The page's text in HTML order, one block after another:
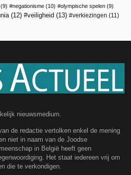
(9) negationisme (10) olympische spelen (9)
(12) veiligheid (13) verkiezingen (11)
nieuwsmedium.
de redactie vertolken enkel de mening
niet in naam van de Joodse
in België heeft geen
Het staat iedereen vrij om
die te verkondigen.